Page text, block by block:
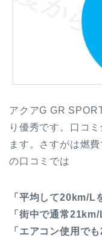
アクアG GR
り優秀です。口コ
ます。さすがは燃
の口コミでは
「平均して20km/L
「街中で通常
「エアコン使用で